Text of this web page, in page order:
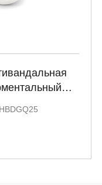
HBDGQ22